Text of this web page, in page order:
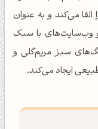
می‌کند و به عنوان
وب‌سایت‌های با سبک
سبز مریم‌گلی و
ایجاد می‌کند.